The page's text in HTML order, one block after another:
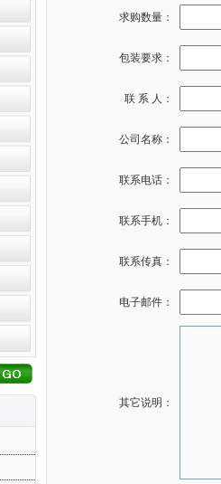
求购数量：
包装要求：
联 系 人：
公司名称：
联系电话：
联系手机：
联系传真：
电子邮件：
其它说明：